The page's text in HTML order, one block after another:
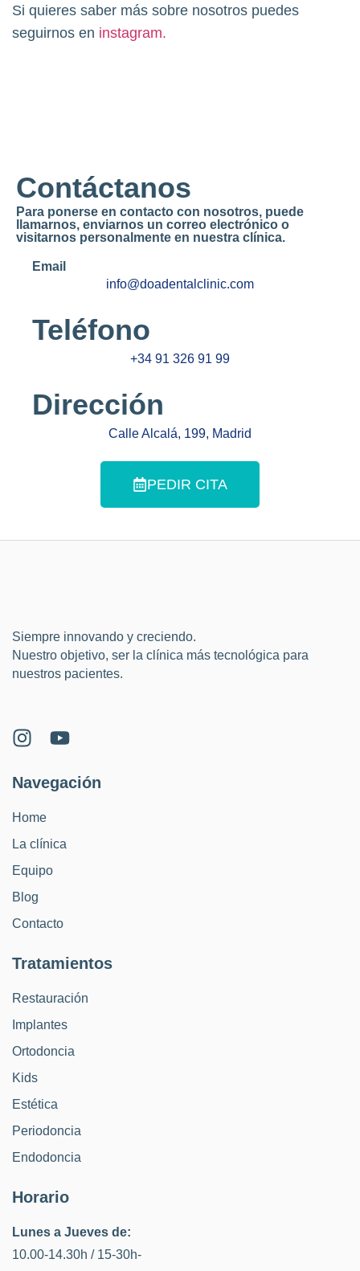
Si quieres saber más sobre nosotros puedes
seguirnos en instagram.
Contáctanos
Para ponerse en contacto con nosotros, puede
llamarnos, enviarnos un correo electrónico o
visitarnos personalmente en nuestra clínica.
Email
info@doadentalclinic.com
Teléfono
+34 91 326 91 99
Dirección
Calle Alcalá, 199, Madrid
PEDIR CITA
Siempre innovando y creciendo.
Nuestro objetivo, ser la clínica más tecnológica para
nuestros pacientes.
Navegación
Home
La clínica
Equipo
Blog
Contacto
Tratamientos
Restauración
Implantes
Ortodoncia
Kids
Estética
Periodoncia
Endodoncia
Horario
Lunes a Jueves de:
10.00-14.30h / 15-30h-